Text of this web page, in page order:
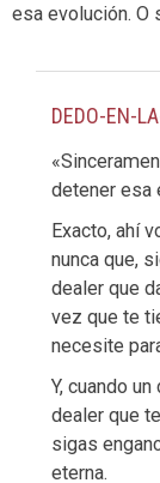
esa evolución. O
DEDO-EN-
detener esa
Exacto, ahí
nunca que,
dealer que
vez que te
necesite
Y, cuando
dealer que
sigas
eterna.